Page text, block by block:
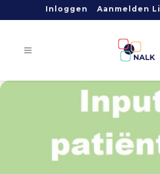
Inloggen Aanmelden